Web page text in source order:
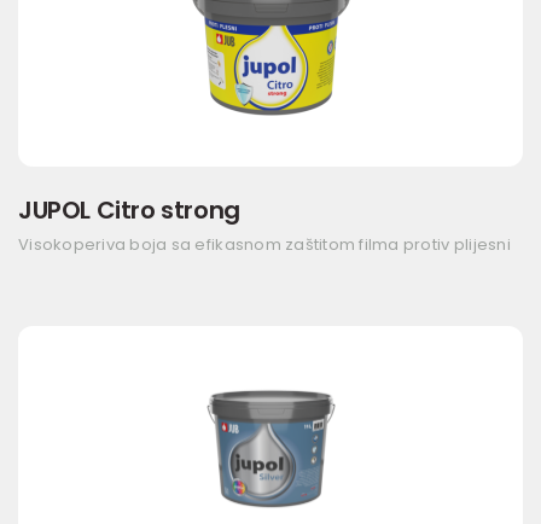
JUPOL Citro strong
Visokoperiva boja sa efikasnom zaštitom filma protiv plijesni